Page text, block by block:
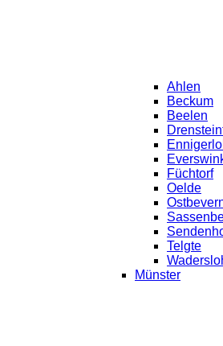
Ahlen
Beckum
Beelen
Füchtorf
Oelde
Telgte
Münster